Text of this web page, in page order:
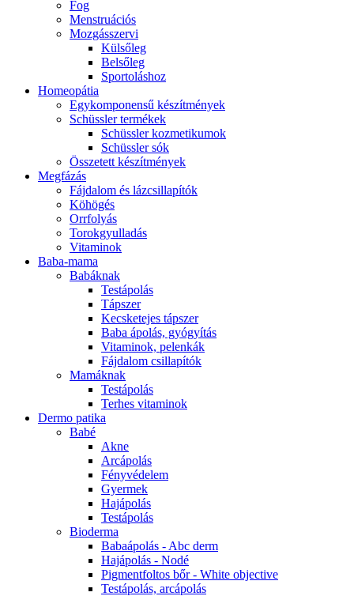
Fog
Menstruációs
Mozgásszervi
Külsőleg
Belsőleg
Sportoláshoz
Homeopátia
Egykomponensű készítmények
Schüssler termékek
Schüssler kozmetikumok
Schüssler sók
Összetett készítmények
Megfázás
Fájdalom és lázcsillapítók
Köhögés
Orrfolyás
Torokgyulladás
Vitaminok
Baba-mama
Babáknak
Testápolás
Tápszer
Kecsketejes tápszer
Baba ápolás, gyógyítás
Vitaminok, pelenkák
Fájdalom csillapítók
Mamáknak
Testápolás
Terhes vitaminok
Dermo patika
Babé
Akne
Arcápolás
Fényvédelem
Gyermek
Hajápolás
Testápolás
Bioderma
Babaápolás - Abc derm
Hajápolás - Nodé
Pigmentfoltos bőr - White objective
Testápolás, arcápolás